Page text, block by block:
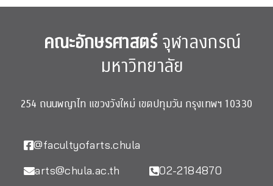
คณะอักษรศาสตร์จุฬาลงกรณ์
มหาวิทยาลัย
254 ถนนพญาไท แขวงวังใหม่ เขตปทุมวัน กรุงเทพฯ 10330
@facultyofarts.chula
arts@chula.ac.th
02-2184870